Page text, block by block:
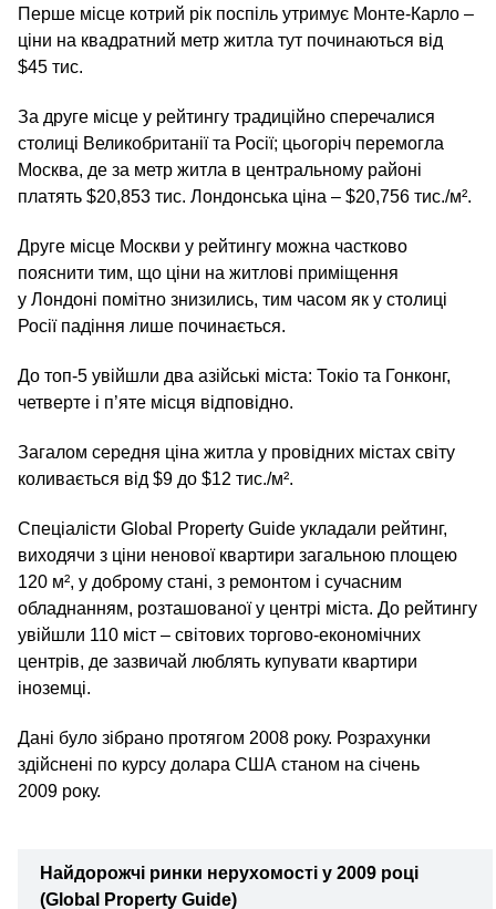
Перше місце котрий рік поспіль утримує Монте-Карло –
ціни на квадратний метр житла тут починаються від
$45 тис.
За друге місце у рейтингу традиційно сперечалися
столиці Великобританії та Росії; цьогоріч перемогла
Москва, де за метр житла в центральному районі
платять $20,853 тис. Лондонська ціна – $20,756 тис./м².
Друге місце Москви у рейтингу можна частково
пояснити тим, що ціни на житлові приміщення
у Лондоні помітно знизились, тим часом як у столиці
Росії падіння лише починається.
До топ‑5 увійшли два азійські міста: Токіо та Гонконг,
четверте і п’яте місця відповідно.
Загалом середня ціна житла у провідних містах світу
коливається від $9 до $12 тис./м².
Спеціалісти Global Property Guide укладали рейтинг,
виходячи з ціни ненової квартири загальною площею
120 м², у доброму стані, з ремонтом і сучасним
обладнанням, розташованої у центрі міста. До рейтингу
увійшли 110 міст – світових торгово-економічних
центрів, де зазвичай люблять купувати квартири
іноземці.
Дані було зібрано протягом 2008 року. Розрахунки
здійснені по курсу долара США станом на січень
2009 року.
Найдорожчі ринки нерухомості у 2009 році
(Global Property Guide)